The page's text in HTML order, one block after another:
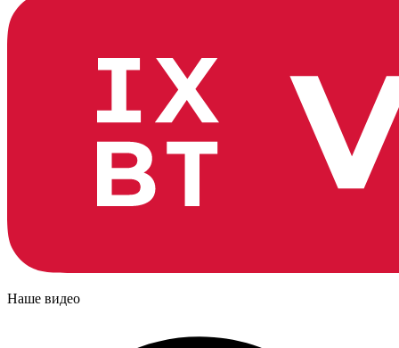
Наше видео